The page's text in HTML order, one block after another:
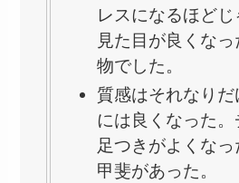
レスになるほどじ
見た目が良くな
物でした。
質感はそれなりだ
には良くなった
足つきがよくな
甲斐があった。